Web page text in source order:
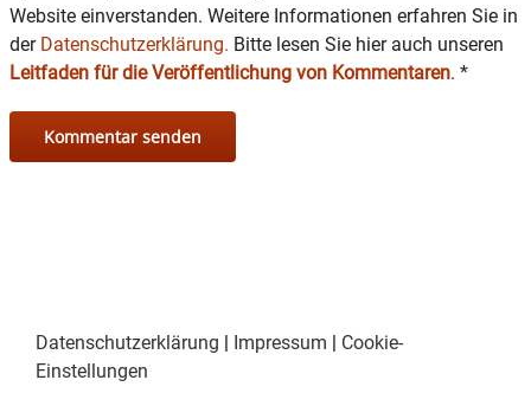
Website einverstanden. Weitere Informationen erfahren Sie in
der Datenschutzerklärung. Bitte lesen Sie hier auch unseren
Leitfaden für die Veröffentlichung von Kommentaren. *
Datenschutzerklärung | Impressum | Cookie-
Einstellungen